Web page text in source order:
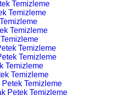
Temizleme
Temizleme
Temizleme
Temizleme
Temizleme
Temizleme
Temizleme
Petek Temizleme
Petek Temizleme